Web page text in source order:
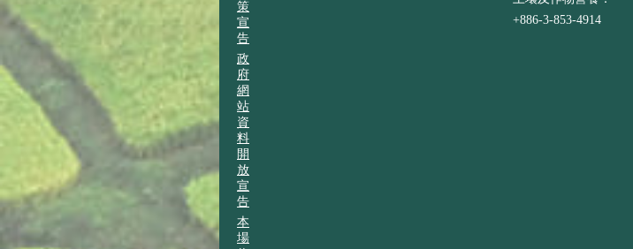
策
宣
告
政
府
網
站
資
料
開
放
宣
告
本
場
+886-3-853-4914